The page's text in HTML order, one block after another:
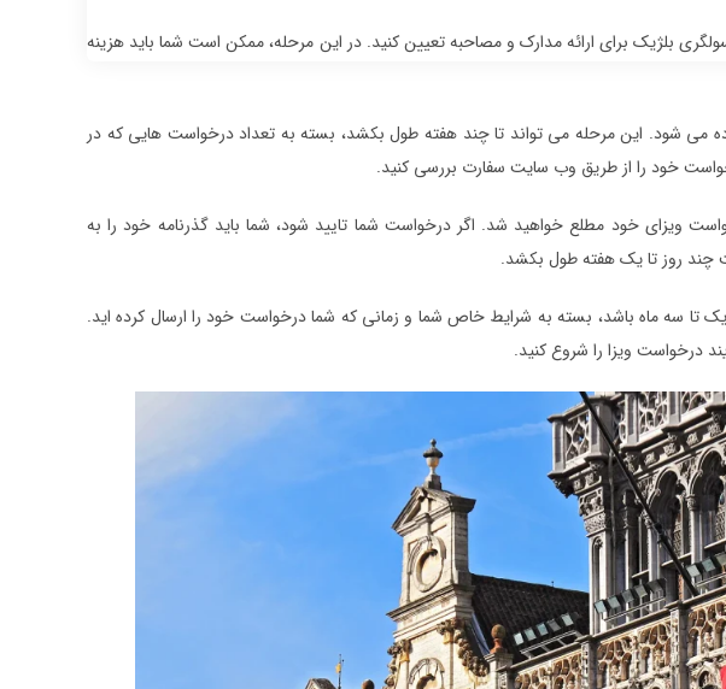
بلژیک برای ارائه مدارک و مصاحبه تعیین کنید. در این مرحله، ممکن است شما باید هزینه
می شود. این مرحله می تواند تا چند هفته طول بکشد، بسته به تعداد درخواست هایی که در
خود را از طریق وب سایت سفارت بررسی کنید.
ویزای خود مطلع خواهید شد. اگر درخواست شما تایید شود، شما باید گذرنامه خود را به
چند روز تا یک هفته طول بکشد.
تا سه ماه باشد، بسته به شرایط خاص شما و زمانی که شما درخواست خود را ارسال کرده اید.
درخواست ویزا را شروع کنید.